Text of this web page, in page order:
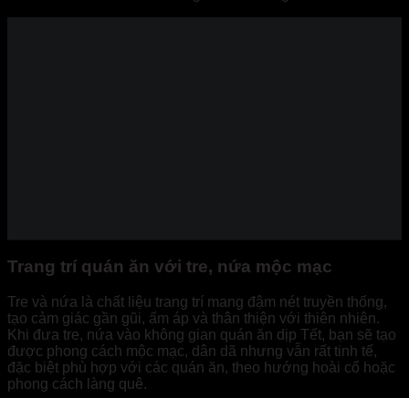
Trang trí quán ăn với tre, nứa mộc mạc
Tre và nứa là chất liệu trang trí mang đậm nét truyền thống,
tạo cảm giác gần gũi, ấm áp và thân thiện với thiên nhiên.
Khi đưa tre, nứa vào không gian quán ăn dịp Tết, bạn sẽ tạo
được phong cách mộc mạc, dân dã nhưng vẫn rất tinh tế,
đặc biệt phù hợp với các quán ăn, theo hướng hoài cổ hoặc
phong cách làng quê.